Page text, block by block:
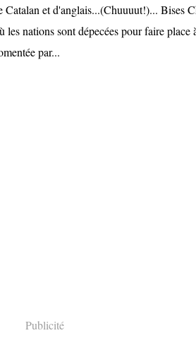
Catalan et d'anglais...(Chuuuut!)... Bises
les nations sont dépecées pour faire place
par...
Publicité